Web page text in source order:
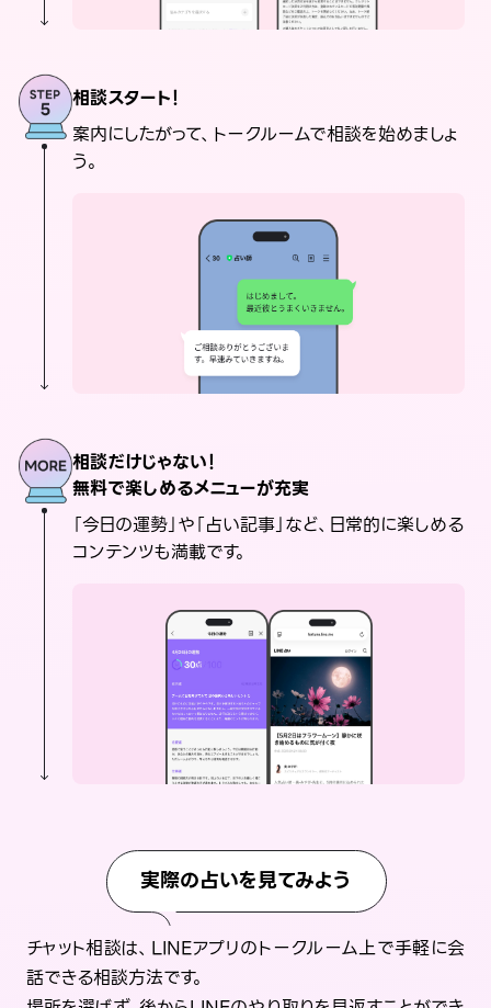
相談スタート！
案内にしたがって、トークルームで相談を始めましょ
う。
相談だけじゃない！
無料で楽しめるメニューが充実
「今日の運勢」や「占い記事」など、日常的に楽しめる
コンテンツも満載です。
実際の占いを見てみよう
チャット相談は、LINEアプリのトークルーム上で手軽に会
話できる相談方法です。